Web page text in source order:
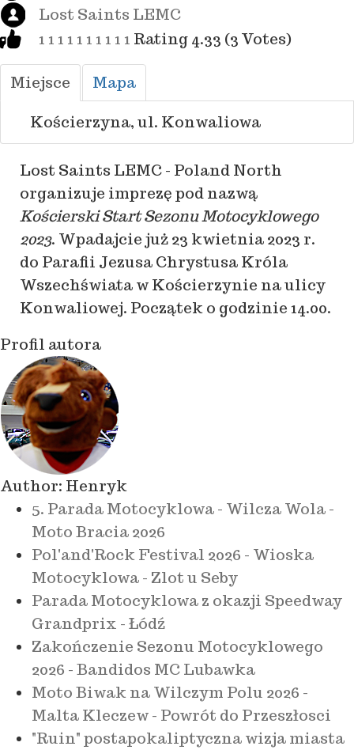
Lost Saints LEMC
1 1 1 1 1 1 1 1 1 1 Rating 4.33 (3 Votes)
Miejsce Mapa
Kościerzyna, ul. Konwaliowa
Lost Saints LEMC - Poland North
organizuje imprezę pod nazwą
Kościerski Start Sezonu Motocyklowego
2023. Wpadajcie już 23 kwietnia 2023 r.
do Parafii Jezusa Chrystusa Króla
Wszechświata w Kościerzynie na ulicy
Konwaliowej. Początek o godzinie 14.00.
Profil autora
Author: Henryk
5. Parada Motocyklowa - Wilcza Wola -
Moto Bracia 2026
Pol'and'Rock Festival 2026 - Wioska
Motocyklowa - Zlot u Seby
Parada Motocyklowa z okazji Speedway
Grandprix - Łódź
Zakończenie Sezonu Motocyklowego
2026 - Bandidos MC Lubawka
Moto Biwak na Wilczym Polu 2026 -
Malta Kleczew - Powrót do Przeszłosci
"Ruin" postapokaliptyczna wizja miasta